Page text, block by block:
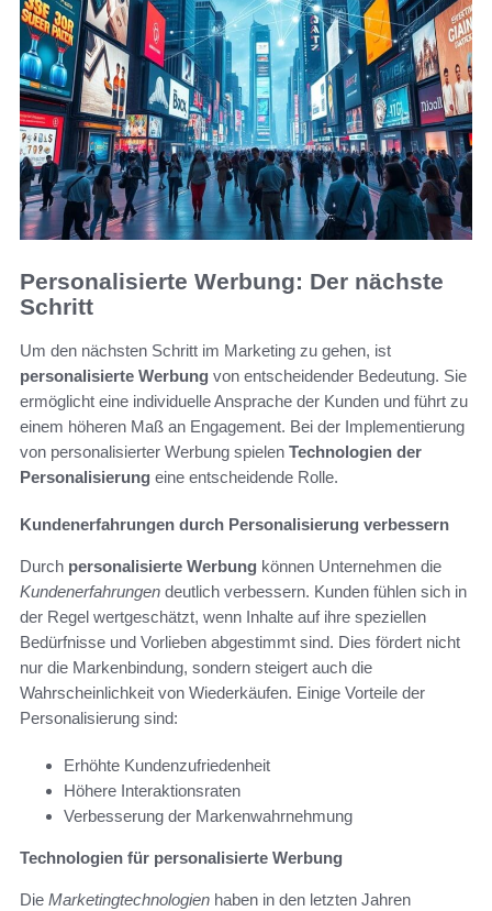
Personalisierte Werbung: Der nächste
Schritt
Um den nächsten Schritt im Marketing zu gehen, ist
personalisierte Werbung von entscheidender Bedeutung. Sie
ermöglicht eine individuelle Ansprache der Kunden und führt zu
einem höheren Maß an Engagement. Bei der Implementierung
von personalisierter Werbung spielen Technologien der
Personalisierung eine entscheidende Rolle.
Kundenerfahrungen durch Personalisierung verbessern
Durch personalisierte Werbung können Unternehmen die
Kundenerfahrungen deutlich verbessern. Kunden fühlen sich in
der Regel wertgeschätzt, wenn Inhalte auf ihre speziellen
Bedürfnisse und Vorlieben abgestimmt sind. Dies fördert nicht
nur die Markenbindung, sondern steigert auch die
Wahrscheinlichkeit von Wiederkäufen. Einige Vorteile der
Personalisierung sind:
Erhöhte Kundenzufriedenheit
Höhere Interaktionsraten
Verbesserung der Markenwahrnehmung
Technologien für personalisierte Werbung
Die Marketingtechnologien haben in den letzten Jahren